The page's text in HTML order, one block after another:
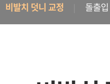
비발치 덧니 교정 돌출